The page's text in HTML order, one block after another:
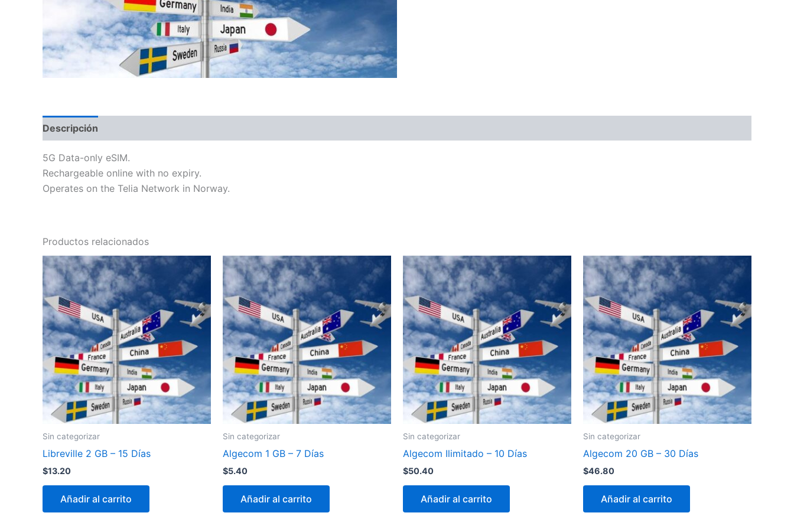
Descripción
5G Data-only eSIM.
Rechargeable online with no expiry.
Operates on the Telia Network in Norway.
Productos relacionados
Sin categorizar
Libreville 2 GB – 15 Días
$13.20
Añadir al carrito
Sin categorizar
Algecom 1 GB – 7 Días
$5.40
Añadir al carrito
Sin categorizar
Algecom Ilimitado – 10 Días
$50.40
Añadir al carrito
Sin categorizar
Algecom 20 GB – 30 Días
$46.80
Añadir al carrito